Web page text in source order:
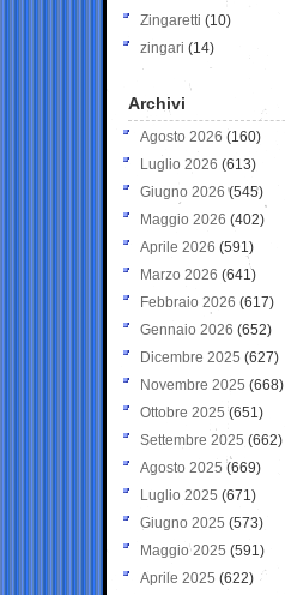
Zingaretti (10)
zingari (14)
Archivi
Agosto 2026 (160)
Luglio 2026 (613)
Giugno 2026 (545)
Maggio 2026 (402)
Aprile 2026 (591)
Marzo 2026 (641)
Febbraio 2026 (617)
Gennaio 2026 (652)
Dicembre 2025 (627)
Novembre 2025 (668)
Ottobre 2025 (651)
Settembre 2025 (662)
Agosto 2025 (669)
Luglio 2025 (671)
Giugno 2025 (573)
Maggio 2025 (591)
Aprile 2025 (622)